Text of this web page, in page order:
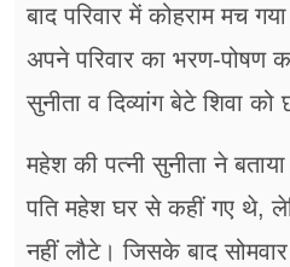
बाद परिवार में कोहराम मच
अपने परिवार का भरण-पोषण
सुनीता व दिव्यांग बेटे शिवा को
महेश की पत्नी सुनीता ने
पति महेश घर से कहीं गए थे,
नहीं लौटे। जिसके बाद